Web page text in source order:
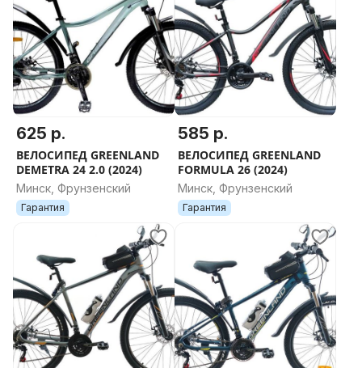
Рулевая колонка сталь
Вынос сталь
Руль сталь
Регулировка руля по высоте Нет
Грипсы Обычные
Седло -
Седло MTB
Тип седла Спортивное
Амортизация седла Нет
Подседельный штырь сталь
Педали -
Тип педалей Платформенные
Материал педалей Пластиковые
Прочее -
Защита цепи Отсутствует
В комплекте Щитки ; Подножка ; Сумка ; Держатель
телефона ; Бутылка
Вес 16,5 кг
625 р.
ВЕЛОСИПЕД GREENLAND
DEMETRA 24 2.0 (2024)
Минск, Фрунзенский
Гарантия
585 р.
ВЕЛОСИПЕД GREENLAND
FORMULA 26 (2024)
Минск, Фрунзенский
Гарантия